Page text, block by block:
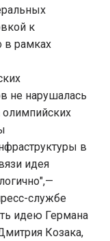
к
в рамках
не нарушалась
олимпийских
в
идея
службе
идею Германа
Козака,